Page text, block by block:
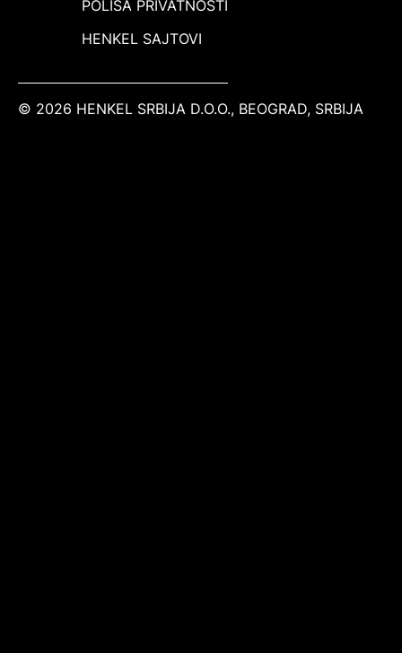
POLISA PRIVATNOSTI
HENKEL SAJTOVI
© 2026 HENKEL SRBIJA D.O.O., BEOGRAD, SRBIJA